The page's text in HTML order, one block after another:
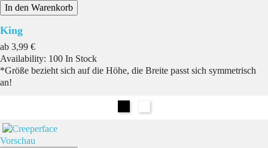
In den Warenkorb
King
ab Preis
3,99 €
Availability: 100 In Stock
*Größe bezieht sich auf die Höhe, die Breite passt sich symmetrisch
an!
Vorschau